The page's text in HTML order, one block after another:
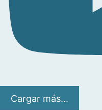
Cargar más...